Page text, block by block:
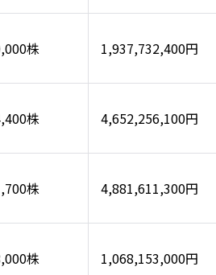
株 1,937,732,400円
株 4,652,256,100円
株 4,881,611,300円
株 1,068,153,000円